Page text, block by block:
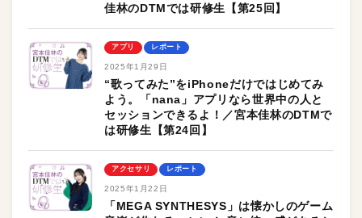
佳林のDTMでは研修生【第25回】
アプリ レポート
2025年1月29日
“歌ってみた”をiPhoneだけではじめてみ
よう。「nana」アプリなら世界中の人と
セッションできるよ！／宮本佳林のDTMで
は研修生【第24回】
アクセサリ レポート
2025年1月22日
「MEGA SYNTHESYS」は懐かしのゲーム